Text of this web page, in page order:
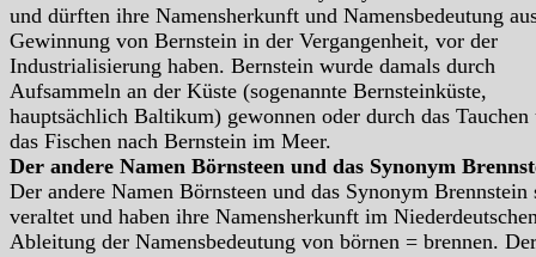
und dürften ihre Namensherkunft und Namensbedeutung
Gewinnung von Bernstein in der Vergangenheit, vor der
Industrialisierung haben. Bernstein wurde damals durch
Aufsammeln an der Küste (sogenannte Bernsteinküste,
hauptsächlich Baltikum) gewonnen oder durch das Tauchen
das Fischen nach Bernstein im Meer.
Der andere Namen Börnsteen und das Synonym
Der andere Namen Börnsteen und das Synonym Brennstein
veraltet und haben ihre Namensherkunft im
Ableitung der Namensbedeutung von börnen = brennen. Der